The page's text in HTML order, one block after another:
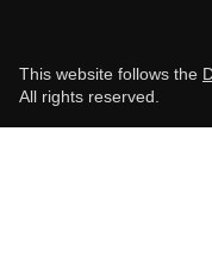
This website follows the
All rights reserved.